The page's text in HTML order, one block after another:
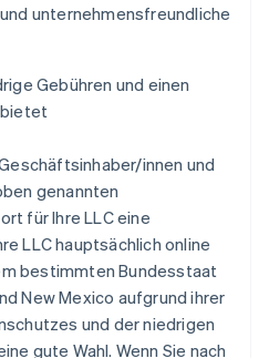
unternehmensfreundliche
Gebühren und einen
innen und
genannten
für Ihre LLC eine
LLC hauptsächlich online
bestimmten Bundesstaat
New Mexico aufgrund ihrer
und der niedrigen
gute Wahl. Wenn Sie nach